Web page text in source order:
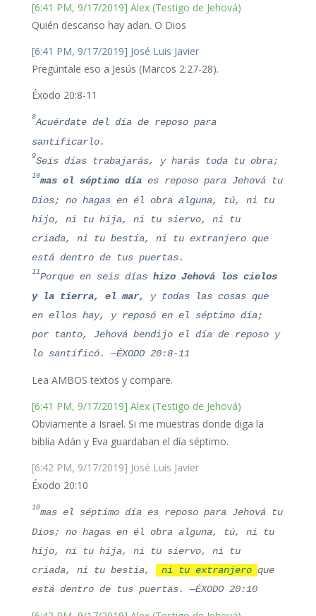
[6:41 PM, 9/17/2019] Alex (Testigo de Jehová)
Quién descanso hay adan. O Dios
[6:41 PM, 9/17/2019] José Luis Javier
Pregúntale eso a Jesús (Marcos 2:27-28).
Éxodo 20:8-11
8Acuérdate del día de reposo para
santificarlo.
9Seis días trabajarás, y harás toda tu obra;
10mas el séptimo díaes reposo para Jehová tu
Dios; no hagas en él obra alguna, tú, ni tu
hijo, ni tu hija, ni tu siervo, ni tu
criada, ni tu bestia, ni tu extranjero que
está dentro de tus puertas.
11Porque en seis díashizo Jehová los cielos
y la tierra, el mar,
y todas las cosas que
en ellos hay, y reposó en el séptimo día;
por tanto, Jehová bendijo el día de reposo y
lo santificó. —ÉXODO 20:8-11
Lea AMBOS textos y compare.
[6:41 PM, 9/17/2019] Alex (Testigo de Jehová)
Obviamente a Israel. Si me muestras donde diga la
biblia Adán y Eva guardaban el día séptimo.
[6:42 PM, 9/17/2019] José Luis Javier
Éxodo 20:10
10mas el séptimo día es reposo para Jehová tu
Dios; no hagas en él obra alguna, tú, ni tu
hijo, ni tu hija, ni tu siervo, ni tu
criada, ni tu bestia,
ni tu extranjero que
está dentro de tus puertas. —ÉXODO 20:10